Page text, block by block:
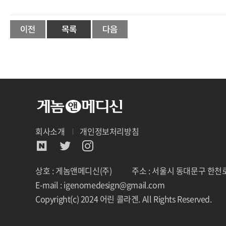
회사소개 개인정보처리방침
상호 : 게놈앤메디신(주)
주소 : 서울시 동대문구 한
E-mail : igenomedesign@gmail.com
Copyright(c) 2024 어린 콜라겐. All Rights Reserved.